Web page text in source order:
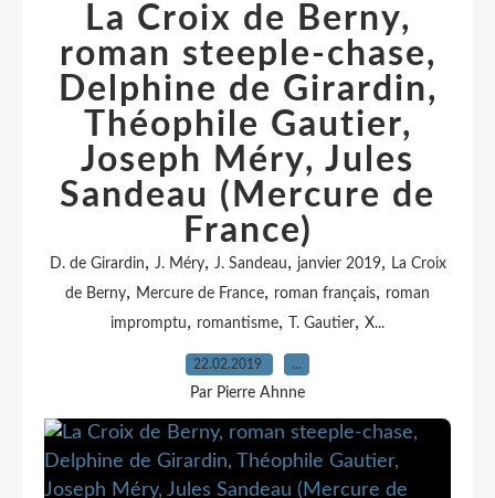
La Croix de Berny,
roman steeple-chase,
Delphine de Girardin,
Théophile Gautier,
Joseph Méry, Jules
Sandeau (Mercure de
France)
D. de Girardin, J. Méry, J. Sandeau, janvier 2019, La Croix
de Berny, Mercure de France, roman français, roman
impromptu, romantisme, T. Gautier, X...
22.02.2019 …
Par Pierre Ahnne